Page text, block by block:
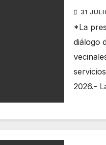
31
*La
diálogo
2026.-